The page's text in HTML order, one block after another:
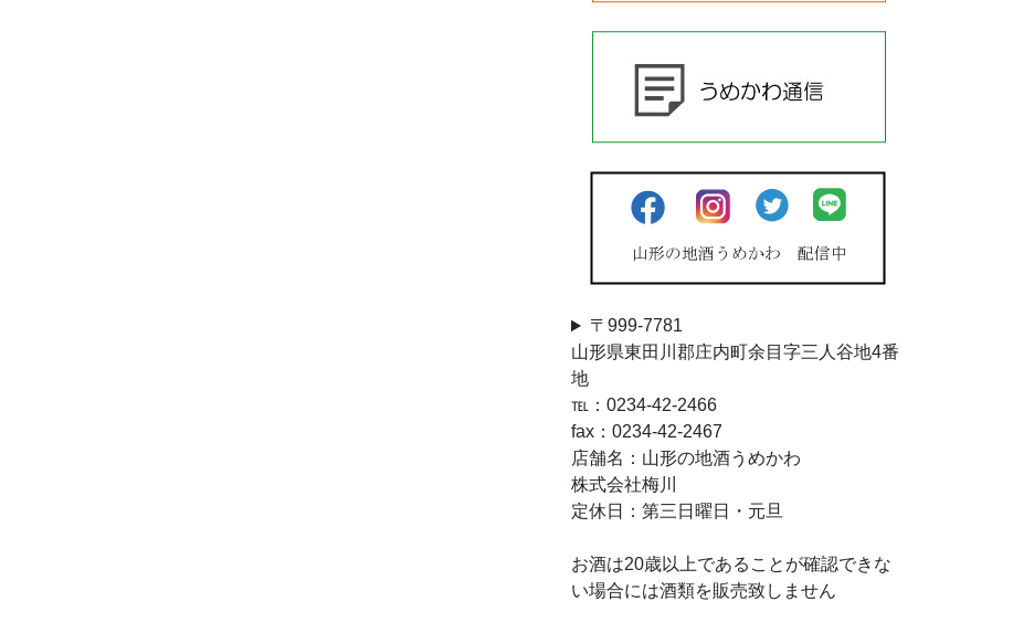
〒999-7781
山形県東田川郡庄内町余目字三人谷地4番
地
℡：0234-42-2466
fax：0234-42-2467
店舗名：山形の地酒うめかわ
株式会社梅川
定休日：第三日曜日・元旦
お酒は20歳以上であることが確認できな
い場合には酒類を販売致しません